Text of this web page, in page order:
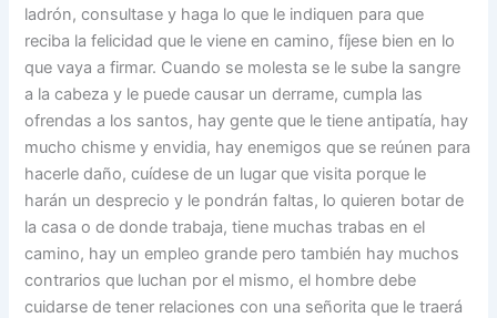
ladrón, consultase y haga lo que le indiquen para que
reciba la felicidad que le viene en camino, fíjese bien en lo
que vaya a firmar. Cuando se molesta se le sube la sangre
a la cabeza y le puede causar un derrame, cumpla las
ofrendas a los santos, hay gente que le tiene antipatía, hay
mucho chisme y envidia, hay enemigos que se reúnen para
hacerle daño, cuídese de un lugar que visita porque le
harán un desprecio y le pondrán faltas, lo quieren botar de
la casa o de donde trabaja, tiene muchas trabas en el
camino, hay un empleo grande pero también hay muchos
contrarios que luchan por el mismo, el hombre debe
cuidarse de tener relaciones con una señorita que le traerá